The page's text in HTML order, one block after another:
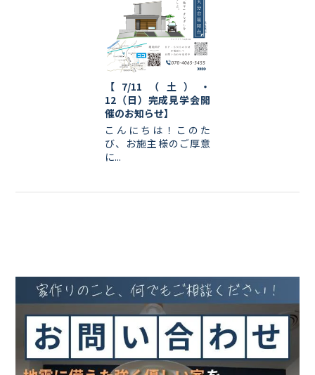
【7/11（土）・
12（日）完成見学会開
催のお知らせ】
こんにちは！このた
び、お施主様のご厚意
に...